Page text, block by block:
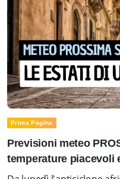
Prima Pagina
Previsioni meteo
temperature piacevoli